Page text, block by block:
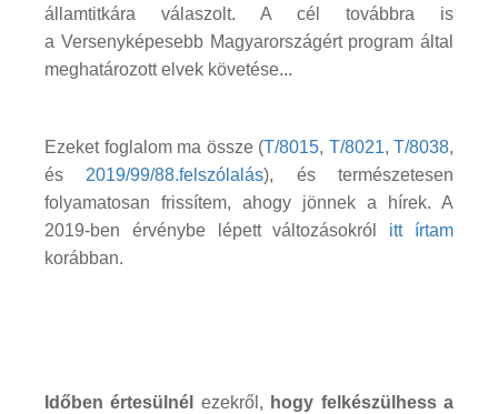
államtitkára válaszolt. A cél továbbra is
a Versenyképesebb Magyarországért program által
meghatározott elvek követése...
Ezeket foglalom ma össze (T/8015, T/8021, T/8038,
és 2019/99/88.felszólalás), és természetesen
folyamatosan frissítem, ahogy jönnek a hírek. A
2019-ben érvénybe lépett változásokról itt írtam
korábban.
Időben értesülnél ezekről, hogy felkészülhess a